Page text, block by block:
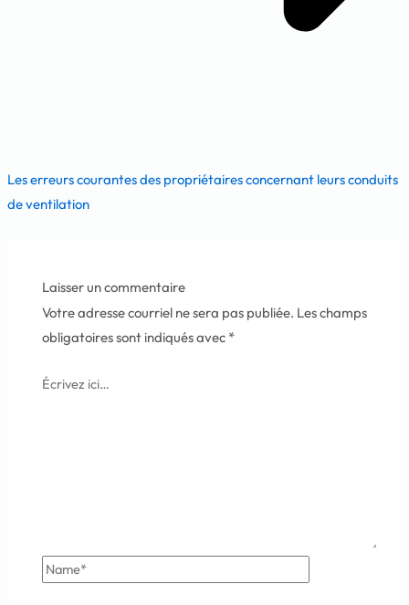
Les erreurs courantes des propriétaires concernant leurs conduits
de ventilation
Laisser un commentaire
Votre adresse courriel ne sera pas publiée. Les champs
obligatoires sont indiqués avec *